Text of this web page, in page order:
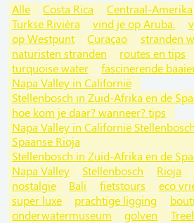
Alle Costa Rica Centraal-Amerika
Turkse Rivièra
vind je op Aruba.
op Westpunt
Curaçao
stranden
naturisten stranden
routes en tips
turquoise water
fascinerende
Napa Valley in Californië
Stellenbosch in Zuid-Afrika en de
hoe kom je daar? wanneer? tips
Napa Valley in Californië
Spaanse Rioja
Stellenbosch in Zuid-Afrika en de
Napa Valley
Stellenbosch Rioja
nostalgie
Bali fietstours eco
super luxe
prachtige ligging
onderwatermuseum
golven